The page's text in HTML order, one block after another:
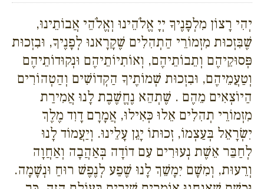
יְהִי רָצוֹן מִלְפָנֶיךָ יְיָ אֱלֹהֵינוּ וְאֱלֹהֵי אֲבוֹתֵינוּ,
שֶׁבִּזְכוּת מִזְמוֹרֵי הַתְהִלִים שֶׁקָרָאנוּ לְפָנֶיךָ, וּבִזְכוּת
פְּסוּקֵיהֶם וְתֵבוֹתֵיהֶם, וְאוֹתִיוֹתֵיהֶם וּנְקוּדוֹתֵיהֶם
וְטַעֲמֵיהֶם, וּבִזְכוּת שְׁמוֹתֶיךָ הַקְדוֹשִׁים וְהַטְהוֹרִים
הַיוֹצְאִים מֵהֶם . שֶׁתְהֵא נֶחֱשֶׁבֶת לָנוּ אֲמִירַת
מִזְמוֹרֵי תְהִלִים אֵלוּ כְּאִילוּ, אֲמָרָם דָוִד מֶלֶךְ
יִשְׂרָאֵל בְּעַצְמוֹ, זְכוּתוֹ יָגֵן עָלֵינוּ. וְיַעֲמוֹד לָנוּ
לְחַבֵּר אֵשֶׁת נְעוּרִים עִם דוֹדָה בְּאַהֲבָה וְאַחֲוָה
וְרֵעוּת, וְמִשָׁם יִמָשֵׁךְ לָנוּ שֶׁפַע לְנֶפֶשׁ רוּחַ וּנְשָׁמָה.